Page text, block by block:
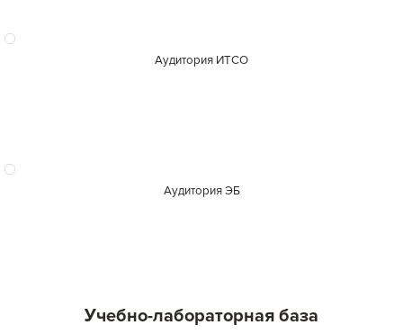
Аудитория ИТСО
Аудитория ЭБ
Учебно-лабораторная база